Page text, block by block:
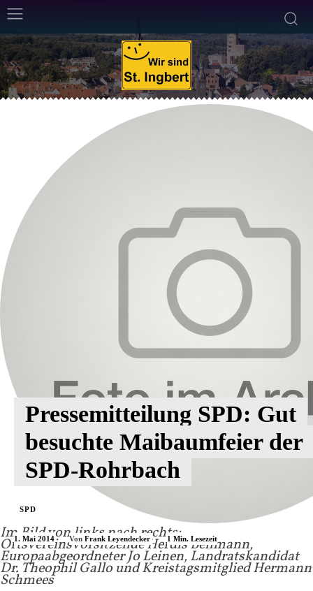
Im Bild von links nach rechts:
Ortsvereinsvorsitzende Herdis Behmann,
Europaabgeordneter Jo Leinen, Landratskandidat
Dr. Theophil Gallo und Kreistagsmitglied Hermann
Schmees
Pressemitteilung SPD: Gut
besuchte Maibaumfeier der
SPD-Rohrbach
SPD
1. Mai 2014 Von Frank Leyendecker 1 Min. Lesezeit